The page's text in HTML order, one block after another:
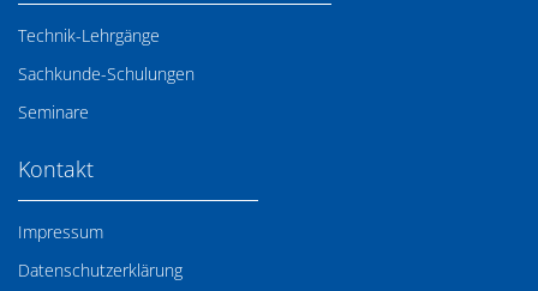
Technik-Lehrgänge
Sachkunde-Schulungen
Seminare
Kontakt
Impressum
Datenschutzerklärung